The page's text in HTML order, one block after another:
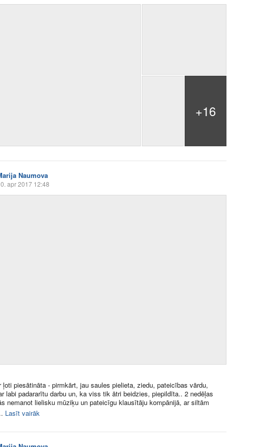
+16
Naumova
apr 2017 12:48
ļoti piesātināta - pirmkārt, jau saules pielieta, ziedu, pateicības vārdu,
labi padararītu darbu un, ka viss tik ātri beidzies, piepildīta.. 2 nedēļas
nemanot lielisku mūziķu un pateicīgu klausītāju kompānijā, ar siltām
Lasīt vairāk